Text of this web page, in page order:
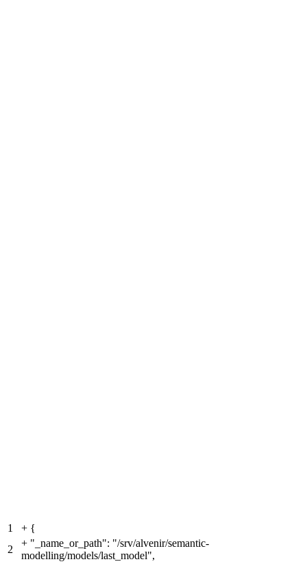
1 + {
2
+ "_name_or_path": "/srv/alvenir/semantic-
modelling/models/last_model",